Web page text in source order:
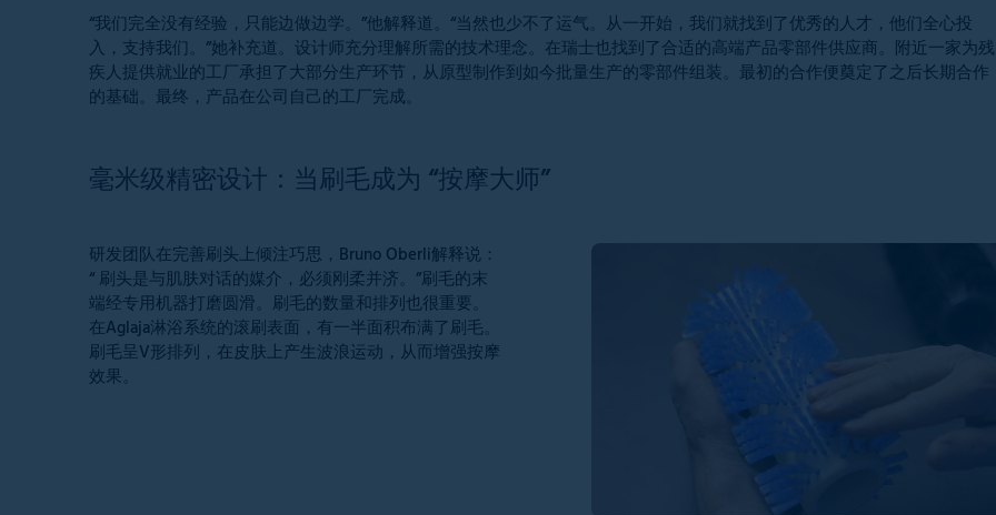
“我们完全没有经验，只能边做边学。”他解释道。“当然也少不了运气。从一开始，我们就找到了优秀的人才，他们全心投
入，支持我们。”她补充道。设计师充分理解所需的技术理念。在瑞士也找到了合适的高端产品零部件供应商。附近一家为残
疾人提供就业的工厂承担了大部分生产环节，从原型制作到如今批量生产的零部件组装。最初的合作便奠定了之后长期合作
的基础。最终，产品在公司自己的工厂完成。
毫米级精密设计：当刷毛成为 “按摩大师”
研发团队在完善刷头上倾注巧思，Bruno Oberli解释说：
“ 刷头是与肌肤对话的媒介，必须刚柔并济。”刷毛的末
端经专用机器打磨圆滑。刷毛的数量和排列也很重要。
在Aglaja淋浴系统的滚刷表面，有一半面积布满了刷毛。
刷毛呈V形排列，在皮肤上产生波浪运动，从而增强按摩
效果。